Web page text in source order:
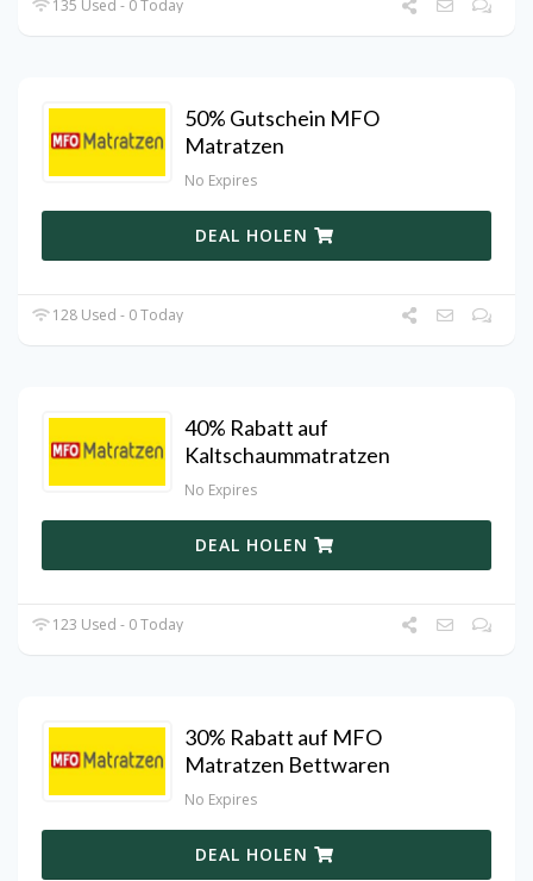
135 Used - 0 Today
50% Gutschein MFO
Matratzen
No Expires
DEAL HOLEN
128 Used - 0 Today
40% Rabatt auf
Kaltschaummatratzen
No Expires
DEAL HOLEN
123 Used - 0 Today
30% Rabatt auf MFO
Matratzen Bettwaren
No Expires
DEAL HOLEN